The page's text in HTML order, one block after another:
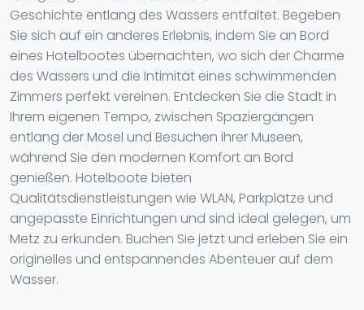
Geschichte entlang des Wassers entfaltet. Begeben
Sie sich auf ein anderes Erlebnis, indem Sie an Bord
eines Hotelbootes übernachten, wo sich der Charme
des Wassers und die Intimität eines schwimmenden
Zimmers perfekt vereinen. Entdecken Sie die Stadt in
Ihrem eigenen Tempo, zwischen Spaziergängen
entlang der Mosel und Besuchen ihrer Museen,
während Sie den modernen Komfort an Bord
genießen. Hotelboote bieten
Qualitätsdienstleistungen wie WLAN, Parkplätze und
angepasste Einrichtungen und sind ideal gelegen, um
Metz zu erkunden. Buchen Sie jetzt und erleben Sie ein
originelles und entspannendes Abenteuer auf dem
Wasser.